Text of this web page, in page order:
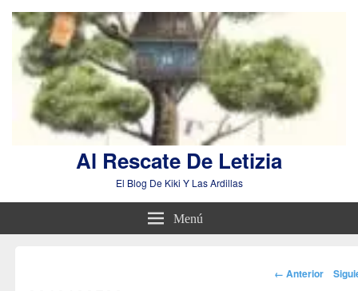
Al Rescate De Letizia
El Blog De Kiki Y Las Ardillas
Menú
Navegador
← Anterior